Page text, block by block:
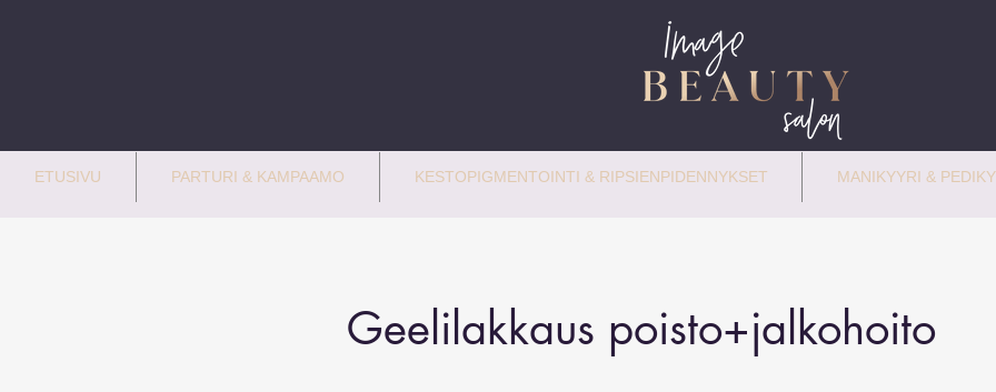
ETUSIVU PARTURI & KAMPAAMO KESTOPIGMENTOINTI & RIPSIENPIDENNYKSET MANIKYYRI &
Geelilakkaus poisto+jalkohoito